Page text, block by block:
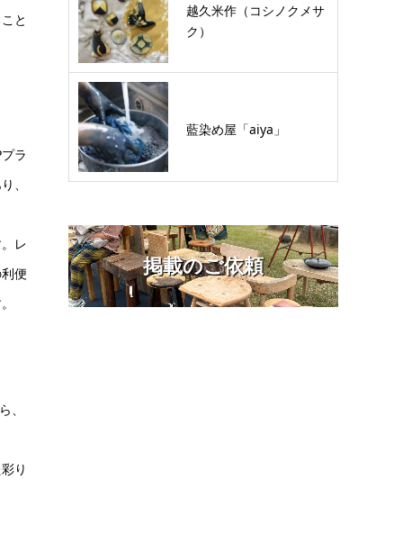
と
ラ
、
レ
便
、
り
越久米作（コシノクメサ
ク）
藍染め屋「aiya」
掲載のご依頼